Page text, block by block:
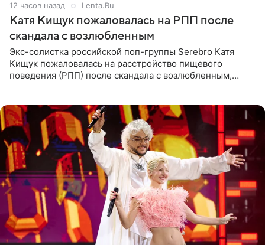
12 часов назад Lenta.Ru
Катя Кищук пожаловалась на РПП после
скандала с возлюбленным
Экс-солистка российской поп-группы Serebro Катя
Кищук пожаловалась на расстройство пищевого
поведения (РПП) после скандала с возлюбленным,